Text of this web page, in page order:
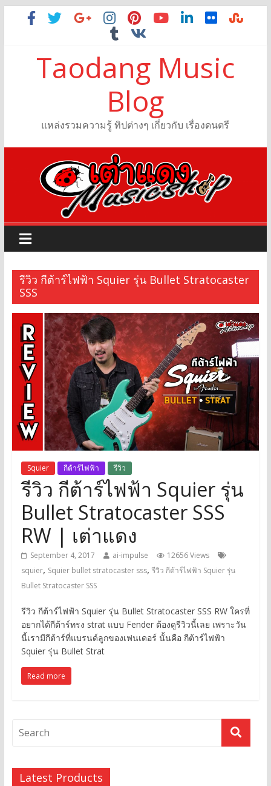
Taodang Music
Blog
แหล่งรวมความรู้ ทิปต่างๆ เกี่ยวกับ เรื่องดนตรี
รีวิว กีต้าร์ไฟฟ้า Squier รุ่น Bullet Stratocaster
SSS
Squier กีต้าร์ไฟฟ้า รีวิว
รีวิว กีต้าร์ไฟฟ้า Squier รุ่น
Bullet Stratocaster SSS
RW | เต่าแดง
September 4, 2017 ai-impulse
12656 Views
squier, Squier bullet stratocaster sss,รีวิว กีต้าร์ไฟฟ้า Squier รุ่น
Bullet Stratocaster SSS
รีวิว กีต้าร์ไฟฟ้า Squier รุ่น Bullet Stratocaster SSS RW ใครที่
อยากได้กีต้าร์ทรง strat แบบ Fender ต้องดูรีวิวนี้เลย เพราะวัน
นี้เรามีกีต้าร์ที่แบรนด์ลูกของเฟนเดอร์ นั้นคือ กีต้าร์ไฟฟ้า
Squier รุ่น Bullet Strat
Read more
Latest Products